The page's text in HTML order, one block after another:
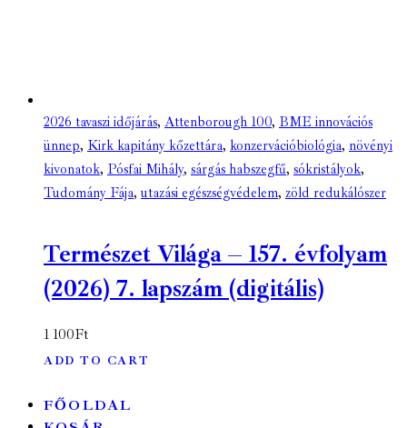
2026 tavaszi időjárás, Attenborough 100, BME innovációs
ünnep, Kirk kapitány kőzettára, konzervációbiológia, növényi
kivonatok, Pósfai Mihály, sárgás habszegfű, sókristályok,
Tudomány Fája, utazási egészségvédelem, zöld redukálószer
Természet Világa – 157. évfolyam
(2026) 7. lapszám (digitális)
1 100Ft
ADD TO CART
FŐOLDAL